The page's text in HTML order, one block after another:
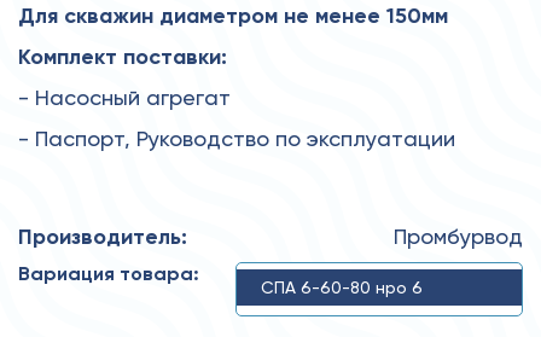
Для скважин диаметром не менее 150мм
Комплект поставки:
- Насосный агрегат
- Паспорт, Руководство по эксплуатации
Производитель: Промбурвод
Вариация товара:
СПА 6-60-80 нро 6